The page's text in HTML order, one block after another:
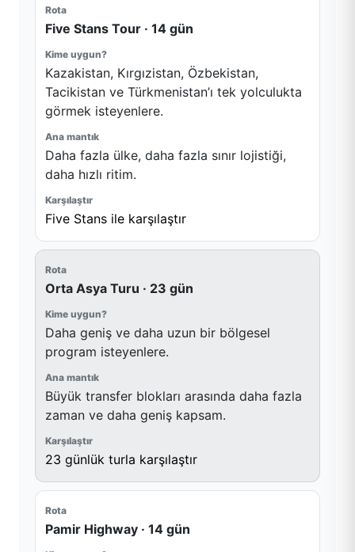
Five Stans Tour · 14 gün
Kazakistan, Kırgızistan, Özbekistan,
Tacikistan ve Türkmenistan’ı tek yolculukta
görmek isteyenlere.
Daha fazla ülke, daha fazla sınır lojistiği,
daha hızlı ritim.
Five Stans ile karşılaştır
Orta Asya Turu · 23 gün
Daha geniş ve daha uzun bir bölgesel
program isteyenlere.
Büyük transfer blokları arasında daha fazla
zaman ve daha geniş kapsam.
23 günlük turla karşılaştır
Pamir Highway · 14 gün